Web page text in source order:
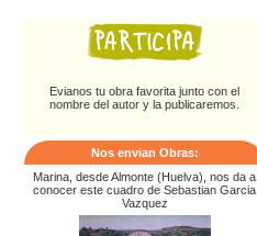
Evianos tu obra favorita junto con el
nombre del autor y la publicaremos.
Nos envian Obras:
Marina, desde Almonte (Huelva), nos da a
conocer este cuadro de Sebastian Garcia
Vazquez